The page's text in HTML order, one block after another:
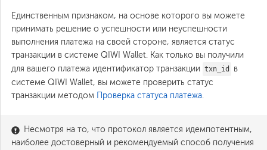
Единственным признаком, на основе которого вы можете
принимать решение о успешности или неуспешности
выполнения платежа на своей стороне, является статус
транзакции в системе QIWI Wallet. Как только вы получили
для вашего платежа идентификатор транзакции txn_id
в
системе QIWI Wallet, вы можете проверить статус
транзакции методом
Проверка статуса платежа.
Несмотря на то, что протокол является идемпотентным,
наиболее достоверный и рекомендуемый способ получения